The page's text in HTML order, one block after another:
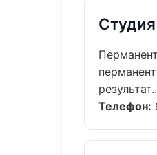
Телефон: